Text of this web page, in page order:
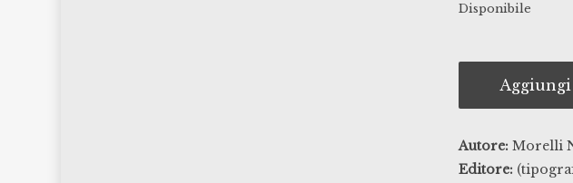
Disponibile
Autore: Morelli
Editore: